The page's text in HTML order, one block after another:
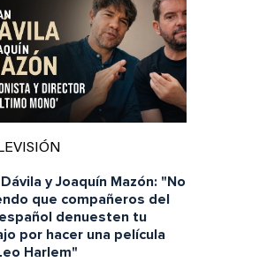
y Joaquín Mazón: "No
que compañeros del
denuesten tu
por hacer una película
Harlem"